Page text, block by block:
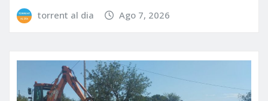
torrent al dia Ago 7, 2026